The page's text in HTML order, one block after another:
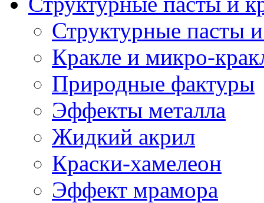
Структурные пасты
Кракле и микро-
Природные фактуры
Эффекты металла
Жидкий акрил
Краски-хамелеон
Эффект мрамора